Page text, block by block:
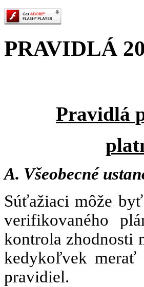
PRAVIDLÁ
Pravidlá
A. Všeobecné
Súťažiaci môže
verifikovaného
kontrola zhodnosti
kedykoľvek merať
pravidiel.